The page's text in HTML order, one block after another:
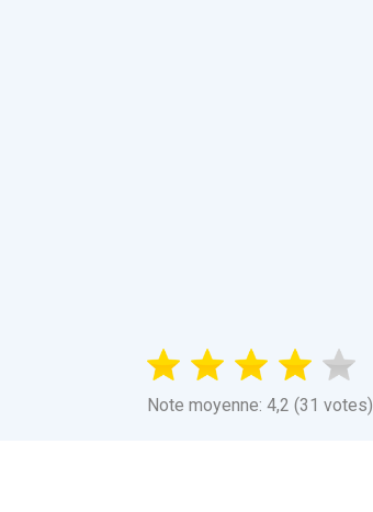
Note moyenne: 4,2 (31 votes)